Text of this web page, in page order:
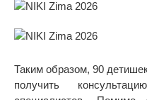
Таким образом, 90
получить